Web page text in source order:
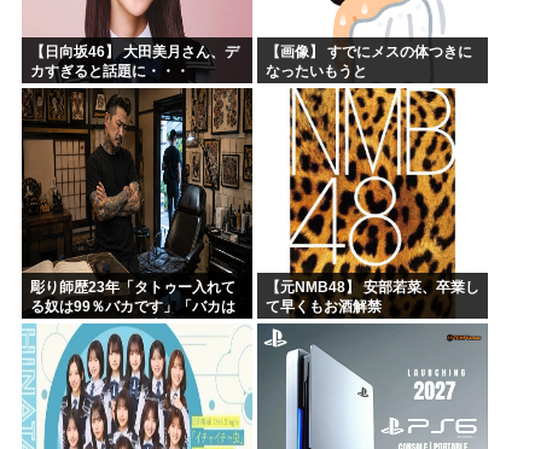
【日向坂46】 大田美月さん、デ
カすぎると話題に・・・
【画像】 すでにメスの体つきに
なったいもうと
彫り師歴23年「タトゥー入れて
る奴は99％バカです」「バカは
5000円が好き」無断キャンセ
ル、挨拶できない、金がない…
客層をぶっちゃけ
【元NMB48】 安部若菜、卒業し
て早くもお酒解禁